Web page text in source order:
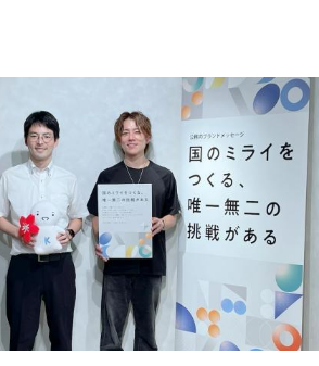
とてもひょうきんな方で、話している
良くなりました。ただ、男女関係はな
LINEをしたり、仕事後にご飯に行った
花見をしたり、蛍を見に行ったりと、
いました。
になっていた今年の3月末に、男性から
で話がある」とLINEで言われました。
くと、彼は20年近く交際している彼女
われました。突然すぎてビックリし
うございますと伝えましたが、時間が